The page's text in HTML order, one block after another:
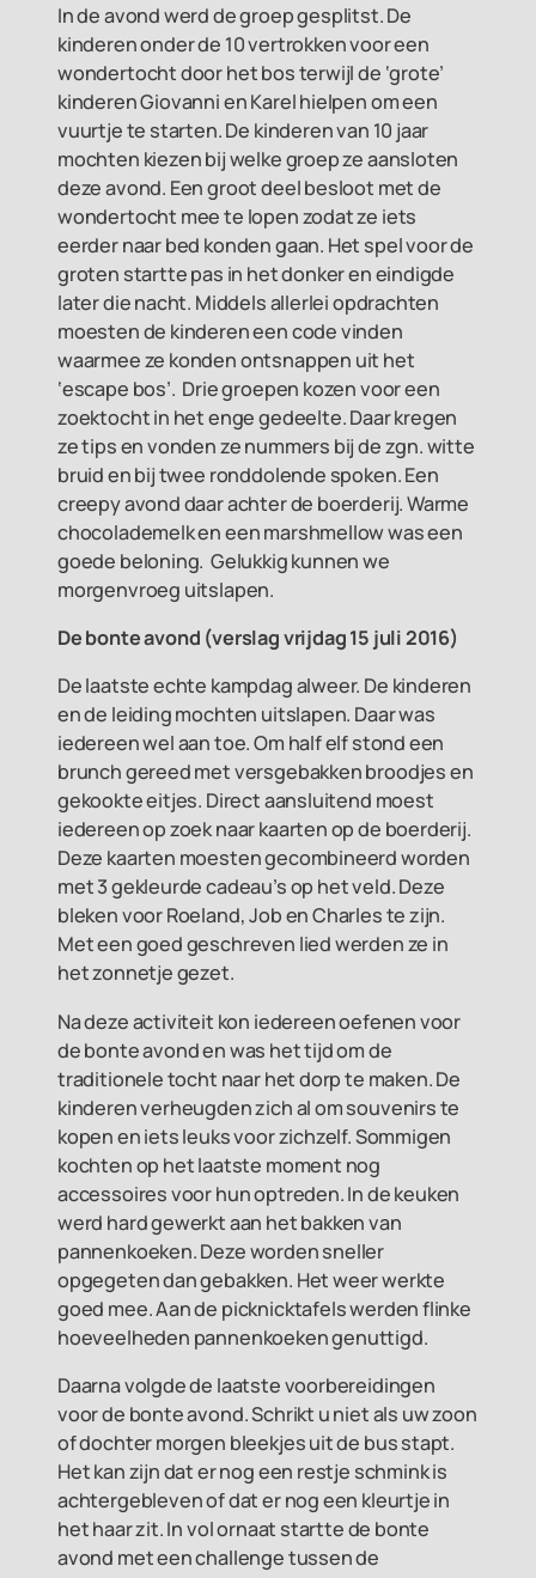
In de avond werd de groep gesplitst. De
kinderen onder de 10 vertrokken voor een
wondertocht door het bos terwijl de ‘grote’
kinderen Giovanni en Karel hielpen om een
vuurtje te starten. De kinderen van 10 jaar
mochten kiezen bij welke groep ze aansloten
deze avond. Een groot deel besloot met de
wondertocht mee te lopen zodat ze iets
eerder naar bed konden gaan. Het spel voor de
groten startte pas in het donker en eindigde
later die nacht. Middels allerlei opdrachten
moesten de kinderen een code vinden
waarmee ze konden ontsnappen uit het
‘escape bos’. Drie groepen kozen voor een
zoektocht in het enge gedeelte. Daar kregen
ze tips en vonden ze nummers bij de zgn. witte
bruid en bij twee ronddolende spoken. Een
creepy avond daar achter de boerderij. Warme
chocolademelk en een marshmellow was een
goede beloning. Gelukkig kunnen we
morgenvroeg uitslapen.
De bonte avond (verslag vrijdag 15 juli 2016)
De laatste echte kampdag alweer. De kinderen
en de leiding mochten uitslapen. Daar was
iedereen wel aan toe. Om half elf stond een
brunch gereed met versgebakken broodjes en
gekookte eitjes. Direct aansluitend moest
iedereen op zoek naar kaarten op de boerderij.
Deze kaarten moesten gecombineerd worden
met 3 gekleurde cadeau’s op het veld. Deze
bleken voor Roeland, Job en Charles te zijn.
Met een goed geschreven lied werden ze in
het zonnetje gezet.
Na deze activiteit kon iedereen oefenen voor
de bonte avond en was het tijd om de
traditionele tocht naar het dorp te maken. De
kinderen verheugden zich al om souvenirs te
kopen en iets leuks voor zichzelf. Sommigen
kochten op het laatste moment nog
accessoires voor hun optreden. In de keuken
werd hard gewerkt aan het bakken van
pannenkoeken. Deze worden sneller
opgegeten dan gebakken. Het weer werkte
goed mee. Aan de picknicktafels werden flinke
hoeveelheden pannenkoeken genuttigd.
Daarna volgde de laatste voorbereidingen
voor de bonte avond. Schrikt u niet als uw zoon
of dochter morgen bleekjes uit de bus stapt.
Het kan zijn dat er nog een restje schmink is
achtergebleven of dat er nog een kleurtje in
het haar zit. In vol ornaat startte de bonte
avond met een challenge tussen de